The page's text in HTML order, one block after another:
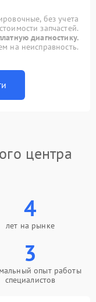
без учета
стоимости запчастей.
диагностику.
на неисправность.
центра
4
лет на рынке
3
опыт работы
специалистов